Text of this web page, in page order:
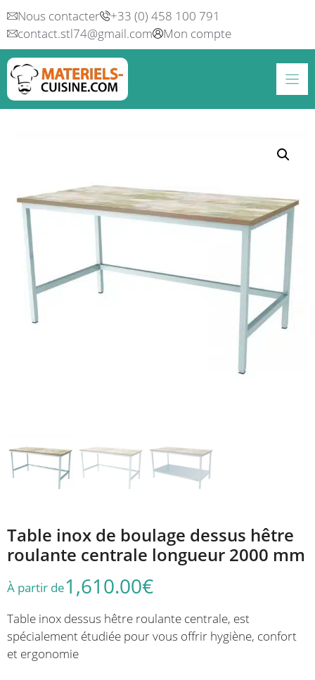
Aller
au
contenu
Nous contacter
+33 (0) 458 100 791
contact.stl74@gmail.com
Mon compte
Table inox de boulage dessus hêtre
roulante centrale longueur 2000 mm
À partir de1,610.00€
Table inox dessus hêtre roulante centrale, est
spécialement étudiée pour vous offrir hygiène, confort
et ergonomie